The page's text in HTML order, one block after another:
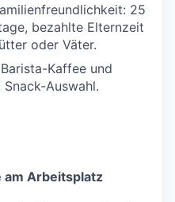
25
bezahlte Elternzeit
oder Väter.
Kaffee und
Auswahl.
am Arbeitsplatz